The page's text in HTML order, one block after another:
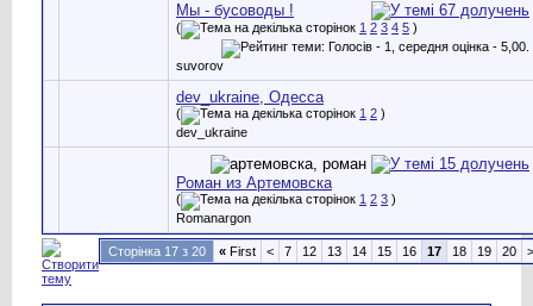
Мы - бусоводы !
( 1 2 3 4 5 )
suvorov
dev_ukraine, Одесса
( 1 2 )
dev_ukraine
Роман из Артемовска
( 1 2 3 )
Romanargon
Сторінка 17 з 20 « First < 7 12 13 14 15 16 17 18 19 20 >